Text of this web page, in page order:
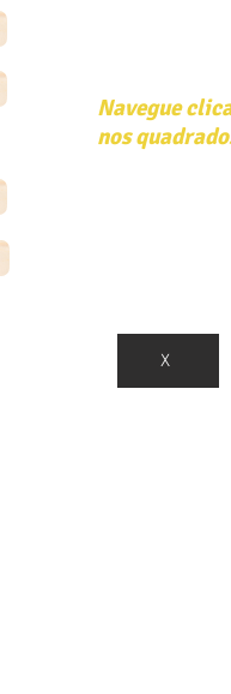
Navegue
nos
X